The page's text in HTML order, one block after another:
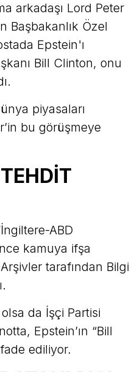
arkadaşı Lord Peter
Başbakanlık Özel
Epstein'ı
Bill Clinton, onu
piyasaları
bu görüşmeye
ABD
kamuya ifşa
tarafından Bilgi
da İşçi Partisi
Epstein’ın “Bill
ediliyor.